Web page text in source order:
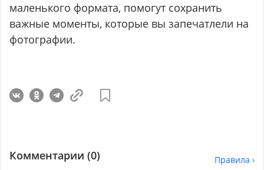
маленького формата, помогут сохранить
важные моменты, которые вы запечатлели на
фотографии.
Комментарии (0) Правила ›